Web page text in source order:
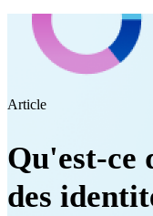
Article
Qu'est-ce
des